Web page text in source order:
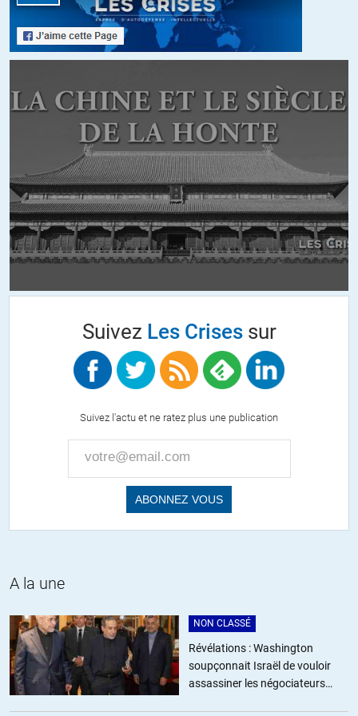
respectueuse des « partenaires » occidentaux et qui s’efforce
inlassablement de convaincre qu’elle a définitivement rompu avec
les anciennes pratiques et brutalités de la période soviétique. Ce qui
donne lieu à des atermoiements incompréhensibles.
ceux de l’Alliance Atlantique, il y a plus d’inconvénients que
d’avantages à faire en permanence preuve de bonhommie et de
bienveillance (l’Ukraine devenue une base officieuse de l’Otan, par
C’est comme avec les jeunes délinquants récidivistes, il faut de
temps en temps élever la voix et leur botter le cul avec
détermination.
+11 ALERTER
militaires de faire ce qu’elle fait en Syrie actuellement. La
modernisation de toute leur armée devrait être terminée dans
quelques années. Il aurait été très imprudent de s’opposer aux
fous furieux de l’Otanie il y a quelques années, sans être prêt.
en train de commettre une erreur. Peut-être que la Russie a laissé
l’Otanie se complaire dans son hybris et ses programmes
militaires lamentables (F-35 etc), le temps de mettre au point les
missiles hypersoniques rendant obsolètes les navires de surface,
dont les porte-avions. Sans navy, les puissances
thalassocratiques sont bien embêtées pour contrôler le heartland
et même le rimland.
Oui, vous avez raison. La Russie avance sur le fil du rasoir et ne
peut pas se permettre de faire des fautes.
Ceux qu’on appelle là-bas les libéraux (*) contribuent à mettre
des chausse-trappes sous les pas du gouvernement chaque fois
Suivez Les Crisessur
Suivez l'actu et ne ratez plus une publication
A la une
NON CLASSÉ
Révélations : Washington
soupçonnait Israël de vouloir
assassiner les négociateurs